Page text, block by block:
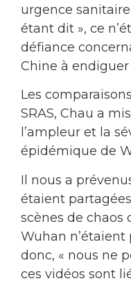
urgence
étant dit », ce
défiance
Chine à endiguer
Les
SRAS, Chau a
l’ampleur et la
épidémique de
Il nous a
étaient
scènes de chaos
Wuhan n’étaient
donc, « nous ne
ces vidéos sont